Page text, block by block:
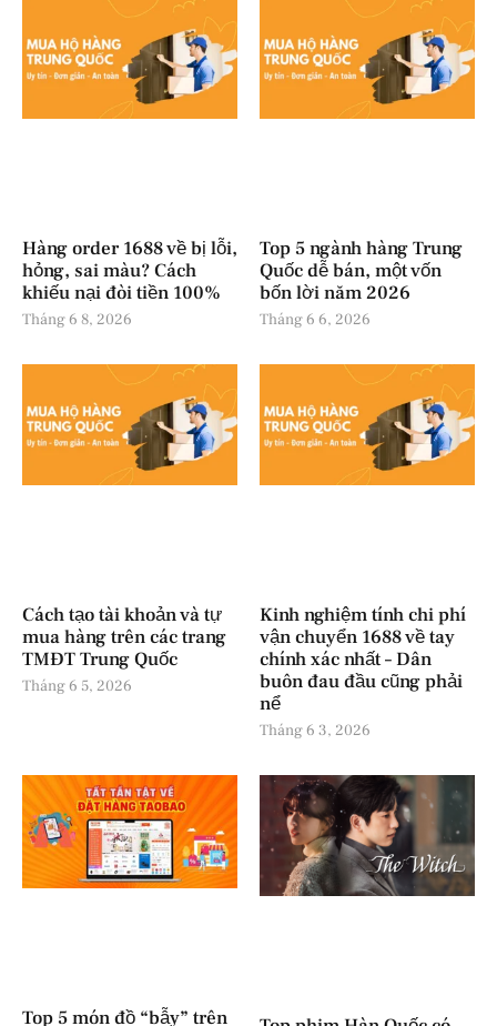
Hàng order 1688 về bị lỗi,
hỏng, sai màu? Cách
khiếu nại đòi tiền 100%
Tháng 6 8, 2026
Top 5 ngành hàng Trung
Quốc dễ bán, một vốn
bốn lời năm 2026
Tháng 6 6, 2026
Cách tạo tài khoản và tự
mua hàng trên các trang
TMĐT Trung Quốc
Tháng 6 5, 2026
Kinh nghiệm tính chi phí
vận chuyển 1688 về tay
chính xác nhất – Dân
buôn đau đầu cũng phải
nể
Tháng 6 3, 2026
Top 5 món đồ “bẫy” trên